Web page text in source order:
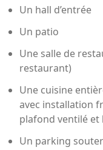
Un hall d’entrée
Un patio
Une salle de
restaurant)
Une cuisine
avec installation
plafond ventilé et
Un parking